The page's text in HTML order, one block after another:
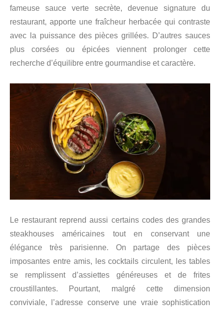
fameuse sauce verte secrète, devenue signature du
restaurant, apporte une fraîcheur herbacée qui contraste
avec la puissance des pièces grillées. D’autres sauces
plus corsées ou épicées viennent prolonger cette
recherche d’équilibre entre gourmandise et caractère.
Le restaurant reprend aussi certains codes des grandes
steakhouses américaines tout en conservant une
élégance très parisienne. On partage des pièces
imposantes entre amis, les cocktails circulent, les tables
se remplissent d’assiettes généreuses et de frites
croustillantes. Pourtant, malgré cette dimension
conviviale, l’adresse conserve une vraie sophistication